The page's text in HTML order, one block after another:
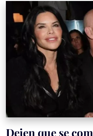
Dejen que se